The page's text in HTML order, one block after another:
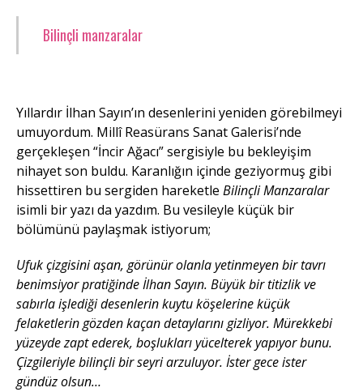
Bilinçli manzaralar
Yıllardır İlhan Sayın’ın desenlerini yeniden görebilmeyi
umuyordum. Millî Reasürans Sanat Galerisi’nde
gerçekleşen “İncir Ağacı” sergisiyle bu bekleyişim
nihayet son buldu. Karanlığın içinde geziyormuş gibi
hissettiren bu sergiden hareketle Bilinçli Manzaralar
isimli bir yazı da yazdım. Bu vesileyle küçük bir
bölümünü paylaşmak istiyorum;
Ufuk çizgisini aşan, görünür olanla yetinmeyen bir tavrı
benimsiyor pratiğinde İlhan Sayın. Büyük bir titizlik ve
sabırla işlediği desenlerin kuytu köşelerine küçük
felaketlerin gözden kaçan detaylarını gizliyor. Mürekkebi
yüzeyde zapt ederek, boşlukları yücelterek yapıyor bunu.
Çizgileriyle bilinçli bir seyri arzuluyor. İster gece ister
gündüz olsun…